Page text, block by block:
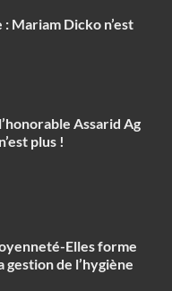
Mariam Dicko n’est
Assarid Ag
plus !
Elles forme
gestion de l’hygiène